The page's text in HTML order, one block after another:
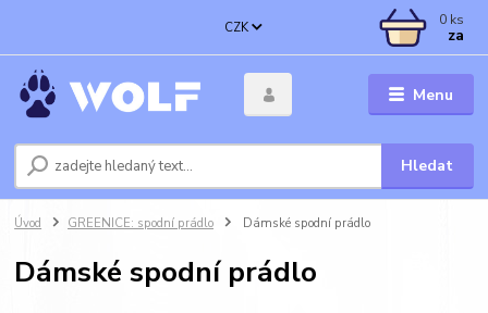
Menu
CZK
Hledat
0 ks
za
Úvod GREENICE: spodní prádlo Dámské spodní prádlo
Dámské spodní prádlo